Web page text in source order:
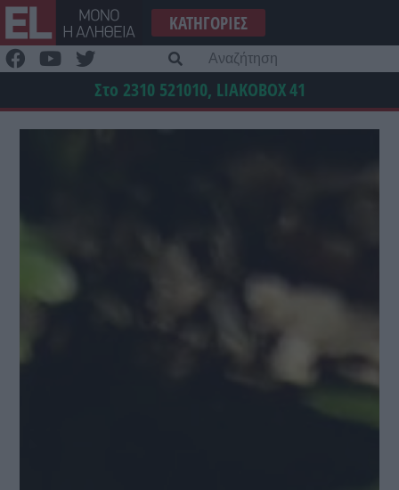
Μετάβαση
στο
περιεχόμενο
ΚΑΤΗΓΟΡΊΕΣ
Στο 2310 521010, LIAKOBOX41